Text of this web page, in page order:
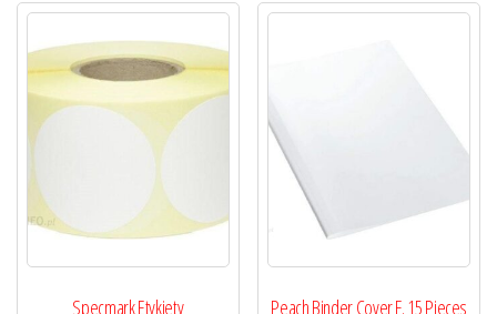
Specmark Etykiety Peach Binder Cover F. 15 Pieces